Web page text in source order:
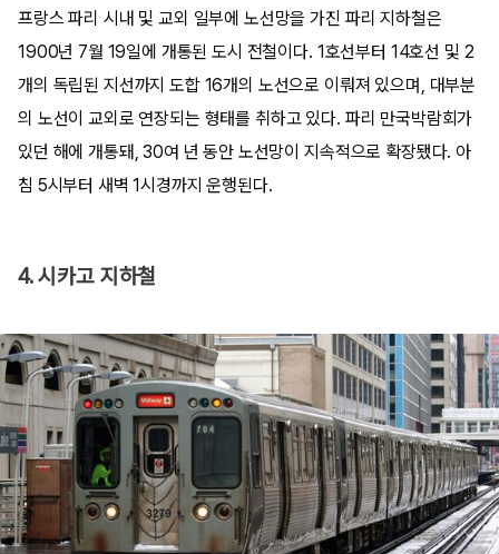
프랑스 파리 시내 및 교외 일부에 노선망을 가진 파리 지하철은
1900년 7월 19일에 개통된 도시 전철이다. 1호선부터 14호선 및 2
개의 독립된 지선까지 도합 16개의 노선으로 이뤄져 있으며, 대부분
의 노선이 교외로 연장되는 형태를 취하고 있다. 파리 만국박람회가
있던 해에 개통돼, 30여 년 동안 노선망이 지속적으로 확장됐다. 아
침 5시부터 새벽 1시경까지 운행된다.
4. 시카고 지하철